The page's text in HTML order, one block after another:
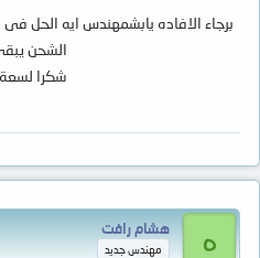
برجاء الافاده يابشمهندس ايه الحل
الشحن
شكرا
ه هشام رافت
مهندس جديد